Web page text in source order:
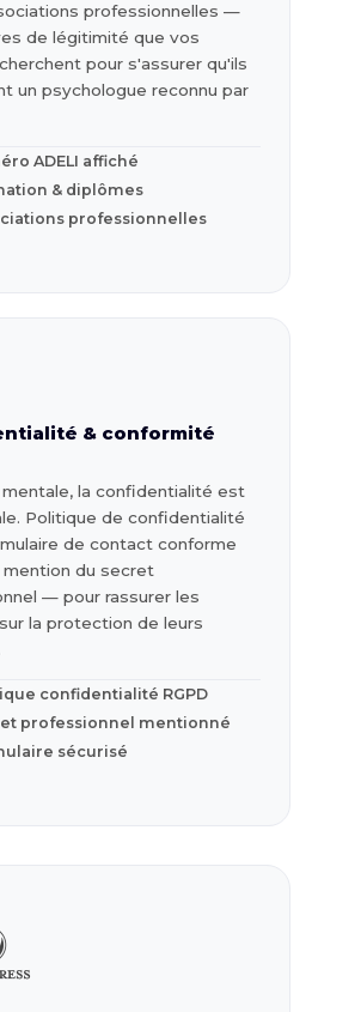
professionnelles —
de légitimité que vos
pour s'assurer qu'ils
un psychologue reconnu par
ADELI affiché
& diplômes
professionnelles
& conformité
mentale, la confidentialité est
Politique de confidentialité
de contact conforme
mention du secret
— pour rassurer les
la protection de leurs
confidentialité RGPD
professionnel mentionné
sécurisé